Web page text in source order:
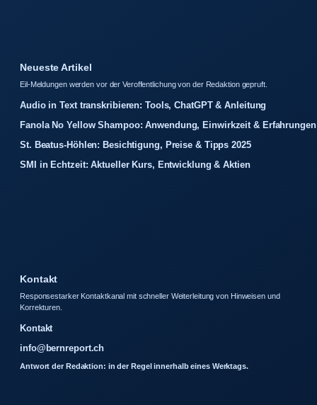
Neueste Artikel
Eil-Meldungen werden vor der Veroffentlichung von der Redaktion gepruft.
Audio in Text transkribieren: Tools, ChatGPT & Anleitung
Fanola No Yellow Shampoo: Anwendung, Einwirkzeit & Erfahrungen
St. Beatus-Höhlen: Besichtigung, Preise & Tipps 2025
SMI in Echtzeit: Aktueller Kurs, Entwicklung & Aktien
Kontakt
Responsestarker Kontaktkanal mit schneller Weiterleitung von Hinweisen und
Korrekturen.
Kontakt
info@bernreport.ch
Antwort der Redaktion: in der Regel innerhalb eines Werktags.